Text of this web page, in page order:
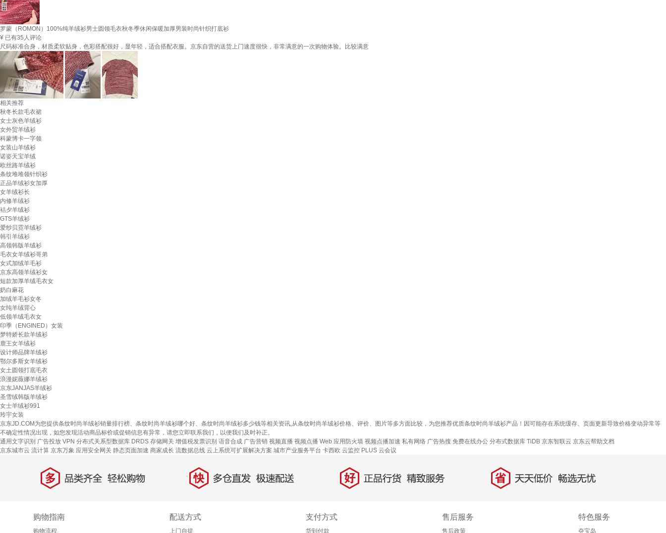
罗蒙（ROMON）100%纯羊绒衫男士圆领毛衣秋冬季休闲保暖加厚男装时尚针织打底衫
¥ 已有35人评论
尺码标准合身，材质柔软贴身，色彩搭配很好，显年轻，适合搭配衣服。京东自营的送货上门速度很快，非常满意的一次购物体验。比较满意
相关推荐
秋冬长款毛衣裙
女士灰色羊绒衫
女外贸羊绒衫
科蒙博卡一字领
女装山羊绒衫
诺姿天宝羊绒
欧丝路羊绒衫
条纹堆堆领针织衫
正品羊绒衫女加厚
女羊绒衫长
内修羊绒衫
袺夕羊绒衫
GTS羊绒衫
爱纱贝霓羊绒衫
韩引羊绒衫
高领韩版羊绒衫
毛衣女羊绒衫哥弟
女式加绒羊毛衫
京东高领羊绒衫女
短款加厚羊绒毛衣女
奶白麻花
加绒羊毛衫女冬
女纯羊绒背心
低领羊绒毛衣女
印季（ENGINED）女装
梦特娇长款羊绒衫
鹿王女羊绒衫
设计师品牌羊绒衫
鄂尔多斯女羊绒衫
女土圆领打底毛衣
浪漫妮薇娜羊绒衫
京东JANJAS羊绒衫
圣雪绒韩版羊绒衫
女士羊绒衫991
玲宇女装
京东JD.COM为您提供条纹时尚羊绒衫销量排行榜、条纹时尚羊绒衫哪个好、条纹时尚羊绒衫多少钱等相关资讯,从条纹时尚羊绒衫价格、评价、图片等多方面比较，为您推荐优质条纹时尚羊绒衫产品！因可能存在系统缓存、页面更新导致价格变动异常等
不确定性情况出现，如您发现活动商品标价或促销信息有异常，请您立即联系我们，以便我们及时补正。
通用文字识别 广告投放 VPN 分布式关系型数据库 DRDS 存储网关 增值税发票识别 语音合成 广告营销 视频直播 视频点播 Web 应用防火墙 视频点播加速 私有网络 广告热搜 免费在线办公 分布式数据库 TiDB 京东智联云 京东云帮助文档
京东城市云 流计算 京东万象 应用安全网关 静态页面加速 商家成长 流数据总线 云上系统可扩展解决方案 城市产业服务平台 卡西欧 云监控 PLUS 云会议
多 品类齐全，轻松购物 快 多仓直发，极速配送 好 正品行货，精致服务 省 天天低价，畅选无忧
购物指南
购物流程
配送方式
上门自提
支付方式
货到付款
售后服务
售后政策
特色服务
夺宝岛